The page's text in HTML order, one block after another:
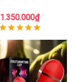
1.350.000₫